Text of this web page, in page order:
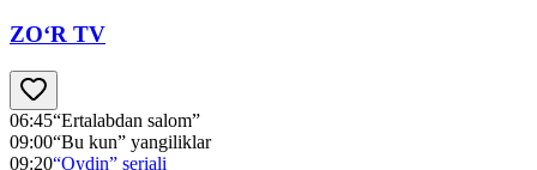
ZO‘R TV
06:45“Ertalabdan salom”
09:00“Bu kun” yangiliklar
09:20“Oydin” seriali